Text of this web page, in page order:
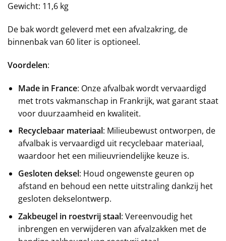
Gewicht: 11,6 kg
De bak wordt geleverd met een afvalzakring, de
binnenbak van 60 liter is optioneel.
Voordelen:
Made in France: Onze afvalbak wordt vervaardigd
met trots vakmanschap in Frankrijk, wat garant staat
voor duurzaamheid en kwaliteit.
Recyclebaar materiaal: Milieubewust ontworpen, de
afvalbak is vervaardigd uit recyclebaar materiaal,
waardoor het een milieuvriendelijke keuze is.
Gesloten deksel: Houd ongewenste geuren op
afstand en behoud een nette uitstraling dankzij het
gesloten dekselontwerp.
Zakbeugel in roestvrij staal: Vereenvoudig het
inbrengen en verwijderen van afvalzakken met de